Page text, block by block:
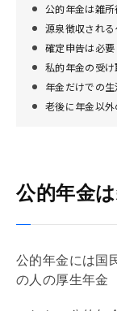
公的年金は雑
源泉徴収される
確定申告は必
私的年金の受
年金だけでの
老後に年金以
公的年金
公的年金には国
の人の厚生年金